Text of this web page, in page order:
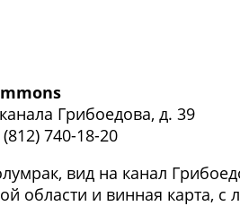
Грибоедова, д. 39
(812) 740-18-20
вид на канал
области и винная карта,